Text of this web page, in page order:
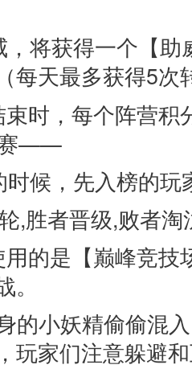
，将获得一个【
每天最多获得5次
束时，每个阵营
赛——
时候，先入榜的玩
,胜者晋级,败者淘
用的是【巅峰竞
的小妖精偷偷混
玩家们注意躲避